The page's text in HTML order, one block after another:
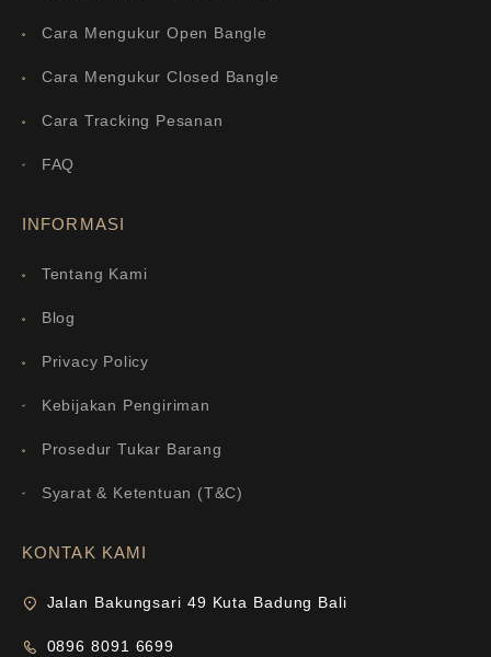
Cara Mengukur Open Bangle
Cara Mengukur Closed Bangle
Cara Tracking Pesanan
FAQ
INFORMASI
Tentang Kami
Blog
Privacy Policy
Kebijakan Pengiriman
Prosedur Tukar Barang
Syarat & Ketentuan (T&C)
KONTAK KAMI
Jalan Bakungsari 49 Kuta Badung Bali
0896 8091 6699